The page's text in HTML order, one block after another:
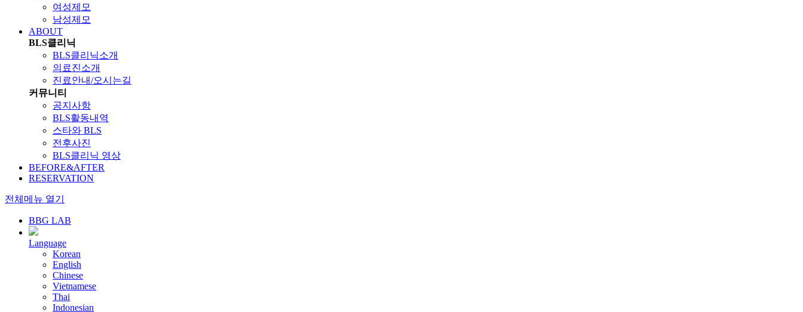
여성제모
남성제모
ABOUT
BLS클리닉
BLS클리닉소개
의료진소개
진료안내/오시는길
커뮤니티
공지사항
BLS활동내역
스타와 BLS
전후사진
BLS클리닉 영상
BEFORE&AFTER
RESERVATION
전체메뉴 열기
BBG LAB
Language
Korean
English
Chinese
Vietnamese
Thai
Indonesian